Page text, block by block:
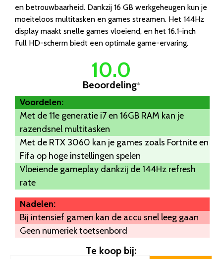
en betrouwbaarheid. Dankzij 16 GB werkgeheugen kun je
moeiteloos multitasken en games streamen. Het 144Hz
display maakt snelle games vloeiend, en het 16.1-inch
Full HD-scherm biedt een optimale game-ervaring.
10.0
Beoordeling*
Voordelen:
Met de 11e generatie i7 en 16GB RAM kan je
razendsnel multitasken
Met de RTX 3060 kan je games zoals Fortnite en
Fifa op hoge instellingen spelen
Vloeiende gameplay dankzij de 144Hz refresh
rate
Nadelen:
Bij intensief gamen kan de accu snel leeg gaan
Geen numeriek toetsenbord
Te koop bij: